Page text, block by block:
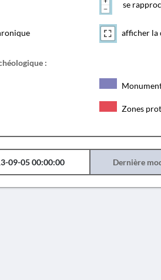
se
afficher la
:
Zones
09-05 00:00:00 Dernière